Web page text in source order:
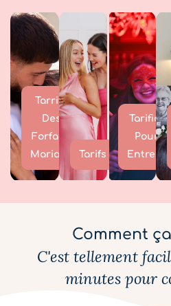
Tarrifs
Des
Forfaits
Mariage
Tarifs
Pour
Comment
C'est tellement
minutes pour